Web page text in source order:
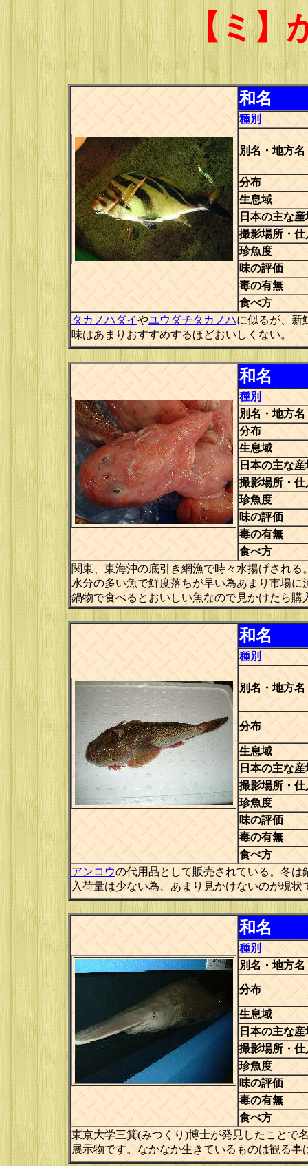
【ミ】
和名
種別
別名・地方名
分布
生息域
日本の主な産
撮影場所・仕
珍魚度
味の評価
毒の有無
食べ方
タカノハダイやユウダチタカノハに似るが、新
味はあまりおすすめするほどおいしくない。
和名
種別
別名・地方名
分布
生息域
日本の主な産
撮影場所・仕
珍魚度
味の評価
毒の有無
食べ方
関東、東海沖の底引き網漁で時々水揚げされる
水分の多い魚で鮮度落ちが早い為あまり市場に
鍋物で食べるとおいしい魚なので見かけたら購
和名
種別
別名・地方名
分布
生息域
日本の主な産
撮影場所・仕
珍魚度
味の評価
毒の有無
食べ方
アンコウの代用品として販売されている。冬は
入荷量は少ない為、あまり見かけないのが現状
和名
種別
別名・地方名
分布
生息域
日本の主な産
撮影場所・仕
珍魚度
味の評価
毒の有無
食べ方
東京大学三箕(みつくり)博士が発見したことで
展示物です。なかなか生きているものは観る事